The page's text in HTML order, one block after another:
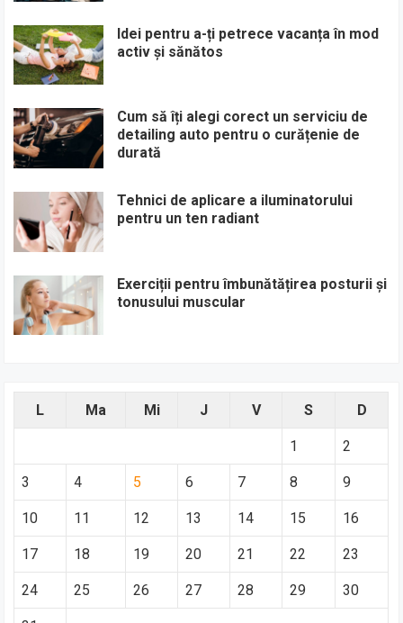
Idei pentru a-ți petrece vacanța în mod
activ și sănătos
Cum să îți alegi corect un serviciu de
detailing auto pentru o curățenie de
durată
Tehnici de aplicare a iluminatorului
pentru un ten radiant
Exerciții pentru îmbunătățirea posturii și
tonusului muscular
L Ma Mi J V S D
1 2
3 4 5 6 7 8 9
10 11 12 13 14 15 16
17 18 19 20 21 22 23
24 25 26 27 28 29 30